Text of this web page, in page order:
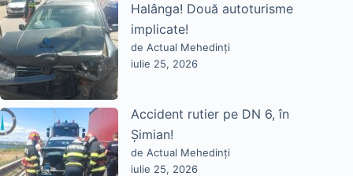
Halânga! Două autoturisme
implicate!
de Actual Mehedinți
iulie 25, 2026
Accident rutier pe DN 6, în
Șimian!
de Actual Mehedinți
iulie 25, 2026